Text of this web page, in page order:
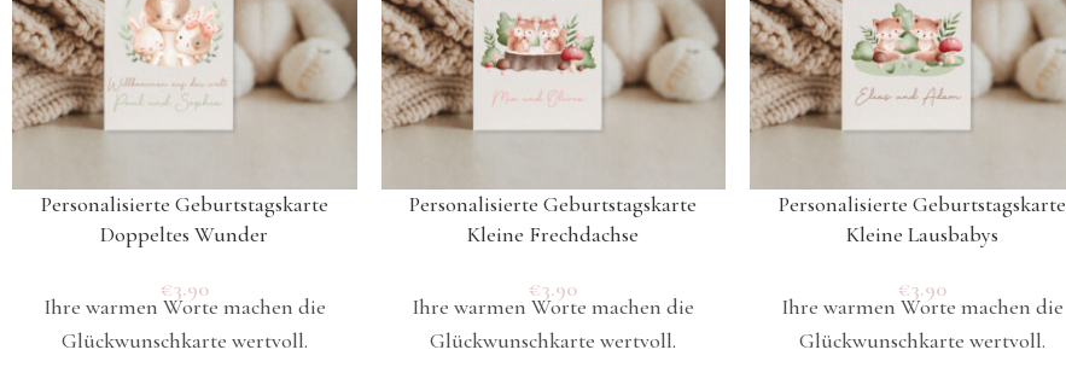
Personalisierte Geburtstagskarte
Doppeltes Wunder
€3.90
Ihre warmen Worte machen die
Glückwunschkarte wertvoll.
Personalisierte Geburtstagskarte
Kleine Frechdachse
€3.90
Ihre warmen Worte machen die
Glückwunschkarte wertvoll.
Personalisierte Geburtstagskarte
Kleine Lausbabys
€3.90
Ihre warmen Worte machen die
Glückwunschkarte wertvoll.